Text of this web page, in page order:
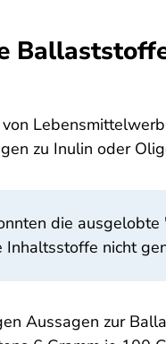
zu Inulin oder
die
Inhaltsstoffe nicht
Aussagen zur